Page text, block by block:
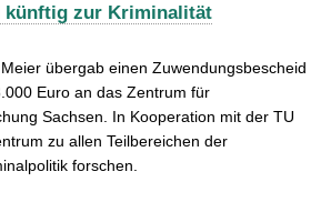
künftig zur Kriminalität
übergab einen Zuwendungsbescheid
Euro an das Zentrum für
Sachsen. In Kooperation mit der TU
zu allen Teilbereichen der
forschen.